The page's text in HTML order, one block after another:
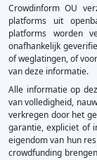
Crowdinform OU
platforms uit
platforms worden
onafhankelijk
of weglatingen, of
van deze informatie.
Alle informatie op
van volledigheid,
verkregen door het
garantie, expliciet of
eigendom van hun
crowdfunding